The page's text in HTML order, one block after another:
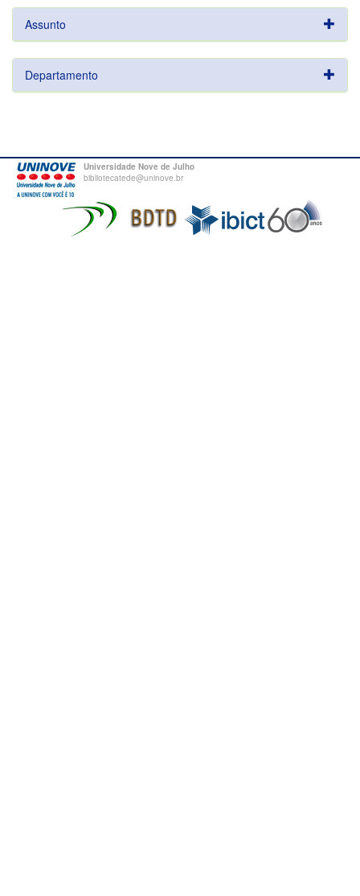
Assunto
Departamento
Universidade Nove de Julho
bibliotecatede@uninove.br